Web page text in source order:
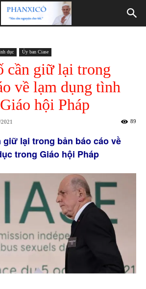
dục Ủy ban Ciase
cần giữ lại trong
về lạm dụng tình
hội Pháp
89
giữ lại trong bản báo cáo về
trong Giáo hội Pháp